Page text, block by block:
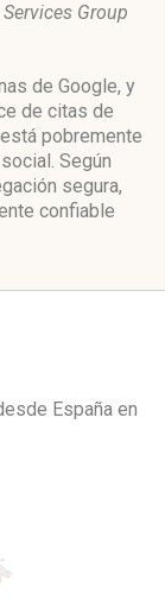
Group
de Google, y
de citas de
pobremente
Según
segura,
confiable
España en